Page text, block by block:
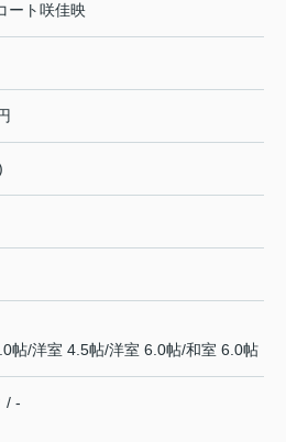
ート咲佳映
帖/洋室 4.5帖/洋室 6.0帖/和室 6.0帖
/ -